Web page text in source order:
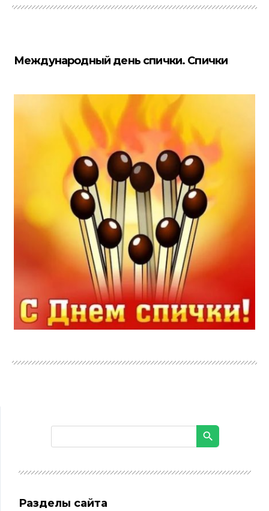
Международный день спички. Спички
Разделы сайта